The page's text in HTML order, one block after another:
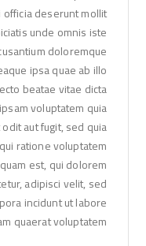
deserunt mollit
unde omnis iste
doloremque
ipsa quae ab illo
beatae vitae dicta
voluptatem quia
aut fugit, sed quia
ratione voluptatem
est, qui dolorem
adipisci velit, sed
incidunt ut labore
quaerat voluptatem.